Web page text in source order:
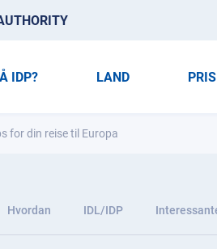
IDP? LAND
for din reise til Europa
Hvordan IDL/IDP